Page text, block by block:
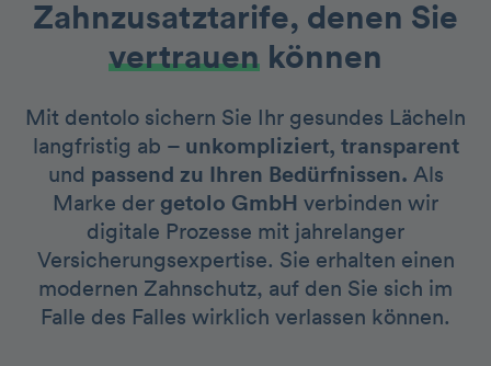
Zahnzusatztarife, denen Sie
vertrauen können
Mit dentolo sichern Sie Ihr gesundes Lächeln
langfristig ab – unkompliziert, transparent
und passend zu Ihren Bedürfnissen. Als
Marke der getolo GmbH verbinden wir
digitale Prozesse mit jahrelanger
Versicherungsexpertise. Sie erhalten einen
modernen Zahnschutz, auf den Sie sich im
Falle des Falles wirklich verlassen können.